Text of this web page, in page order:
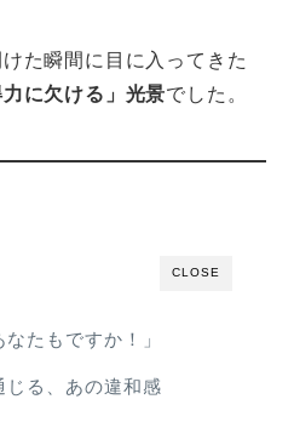
た瞬間に目に入ってきた
に欠ける」光景でした。
CLOSE
たもですか！」
じる、あの違和感